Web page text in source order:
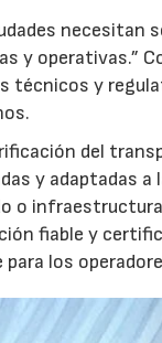
necesitan
y operativas.”
técnicos y
del
y adaptadas a
o
fiable y
los